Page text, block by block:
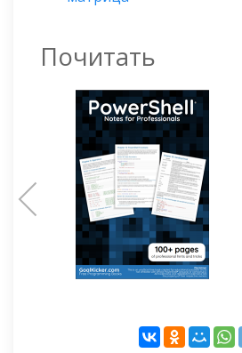
Почитать